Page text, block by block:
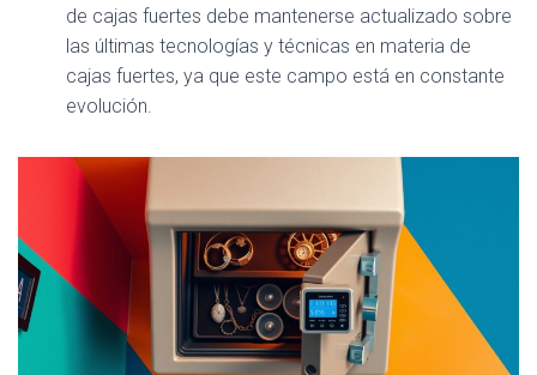
de cajas fuertes debe mantenerse actualizado sobre
las últimas tecnologías y técnicas en materia de
cajas fuertes, ya que este campo está en constante
evolución.